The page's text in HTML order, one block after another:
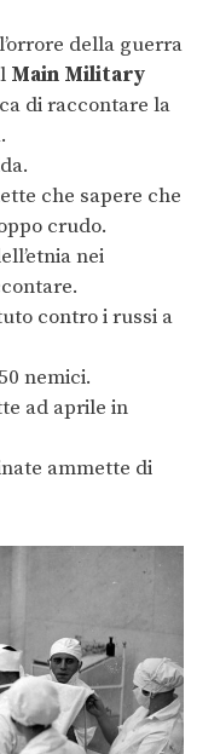
della guerra
Main Military
di raccontare la
che sapere che
crudo.
nei
contro i russi a
nemici.
ad aprile in
ammette di